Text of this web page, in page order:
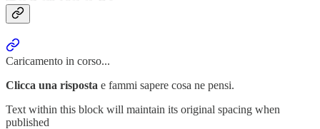
Caricamento in corso...
Clicca una risposta e fammi sapere cosa ne pensi.
Text within this block will maintain its original spacing when
published